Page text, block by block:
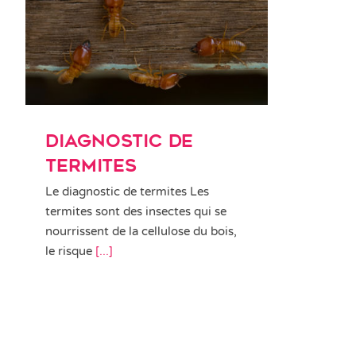
Diagnostic de termites
Diagnostic de
termites
Le diagnostic de termites Les
termites sont des insectes qui se
nourrissent de la cellulose du bois,
le risque [...]